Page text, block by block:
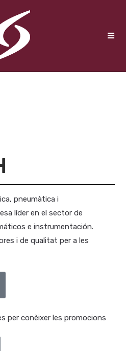
pneumàtica i
líder en el sector de
e instrumentación.
i de qualitat per a les
per conèixer les promocions